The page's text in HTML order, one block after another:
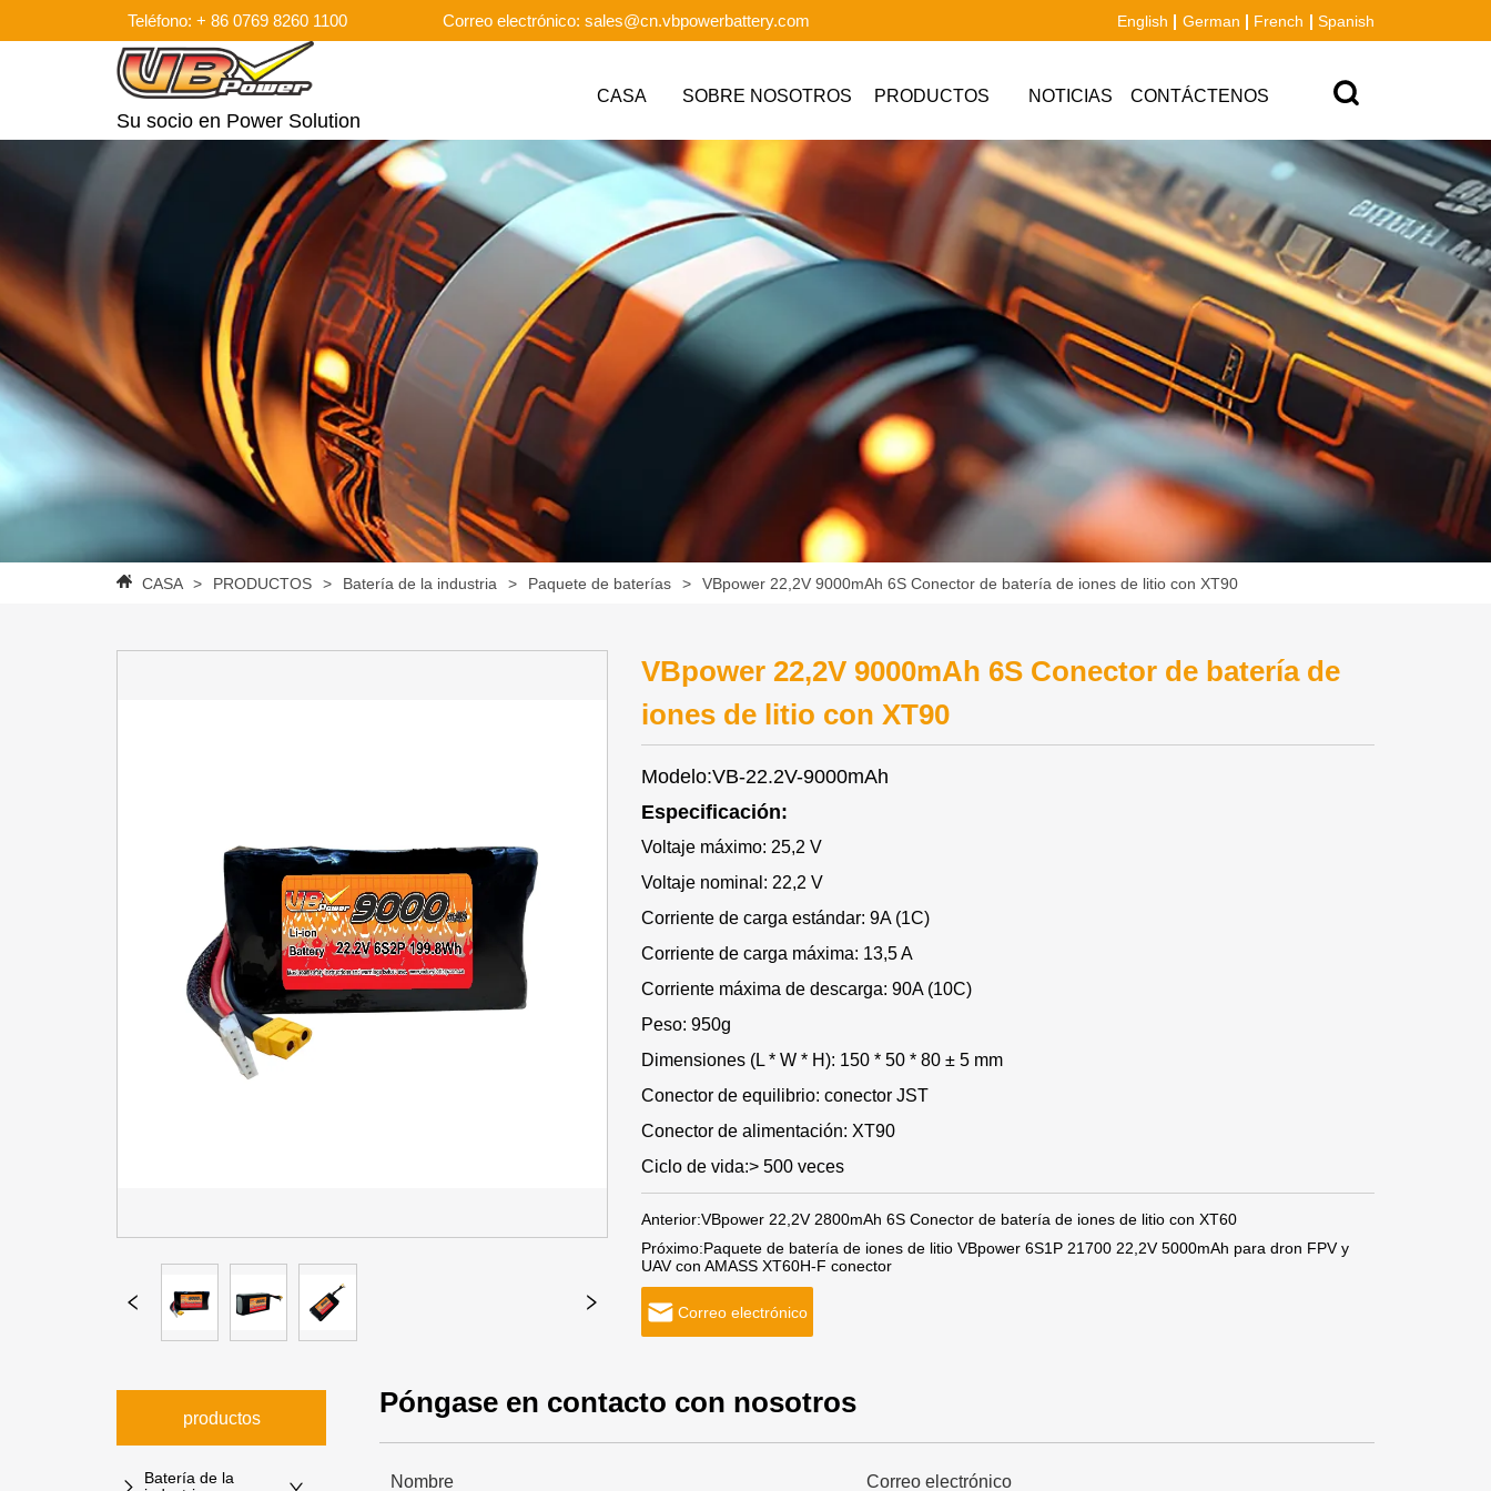
Teléfono: + 86 0769 8260 1100 Correo electrónico: sales@cn.vbpowerbattery.com English German French Spanish
Su socio en Power Solution
CASA SOBRE NOSOTROS PRODUCTOS NOTICIAS CONTÁCTENOS
CASA > PRODUCTOS > Batería de la industria > Paquete de baterías > VBpower 22,2V 9000mAh 6S Conector de batería de iones de litio con XT90
VBpower 22,2V 9000mAh 6S Conector de batería de
iones de litio con XT90
Modelo:VB-22.2V-9000mAh
Especificación:
Voltaje máximo: 25,2 V
Voltaje nominal: 22,2 V
Corriente de carga estándar: 9A (1C)
Corriente de carga máxima: 13,5 A
Corriente máxima de descarga: 90A (10C)
Peso: 950g
Dimensiones (L * W * H): 150 * 50 * 80 ± 5 mm
Conector de equilibrio: conector JST
Conector de alimentación: XT90
Ciclo de vida:> 500 veces
Anterior:VBpower 22,2V 2800mAh 6S Conector de batería de iones de litio con XT60
Próximo:Paquete de batería de iones de litio VBpower 6S1P 21700 22,2V 5000mAh para dron FPV y
UAV con AMASS XT60H-F conector
Correo electrónico
productos
Batería de la
Póngase en contacto con nosotros
Nombre
Correo electrónico